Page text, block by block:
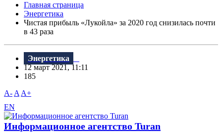
Главная страница
Энергетика
Чистая прибыль «Лукойла» за 2020 год снизилась почти
в 43 раза
Энергетика
12 март 2021, 11:11
185
A- A A+
EN
Информационное агентство Turan